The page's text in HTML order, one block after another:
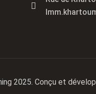
2025. Conçu et